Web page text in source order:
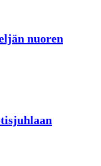
nuoren